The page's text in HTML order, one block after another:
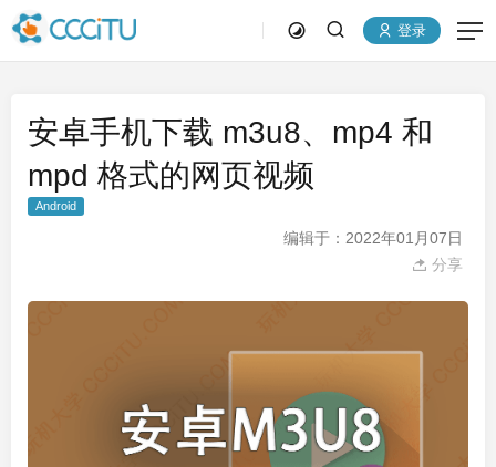
登录
安卓手机下载 m3u8、mp4 和
mpd 格式的网页视频
Android
编辑于：2022年01月07日
分享